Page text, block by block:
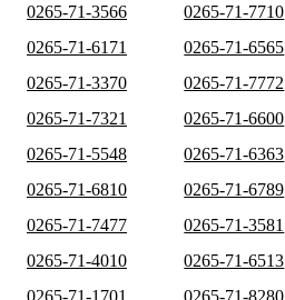
0265-71-3566
0265-71-7710
0265-71-6171
0265-71-6565
0265-71-3370
0265-71-7772
0265-71-7321
0265-71-6600
0265-71-5548
0265-71-6363
0265-71-6810
0265-71-6789
0265-71-7477
0265-71-3581
0265-71-4010
0265-71-6513